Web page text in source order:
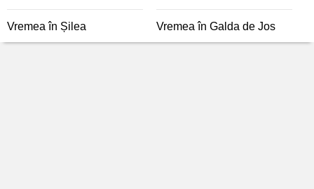
Vremea în Șilea Vremea în Galda de Jos